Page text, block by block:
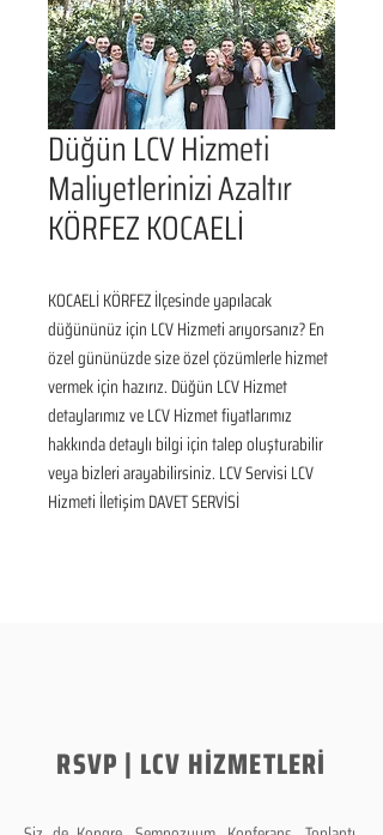
Düğün LCV Hizmeti
Maliyetlerinizi Azaltır
KÖRFEZ KOCAELİ
KOCAELİ KÖRFEZ İlçesinde yapılacak
düğününüz için LCV Hizmeti arıyorsanız? En
özel gününüzde size özel çözümlerle hizmet
vermek için hazırız. Düğün LCV Hizmet
detaylarımız ve LCV Hizmet fiyatlarımız
hakkında detaylı bilgi için talep oluşturabilir
veya bizleri arayabilirsiniz. LCV Servisi LCV
Hizmeti İletişim DAVET SERVİSİ
RSVP | LCV HİZMETLERİ